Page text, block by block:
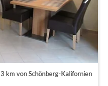
3 km von Schönberg-Kalifornien